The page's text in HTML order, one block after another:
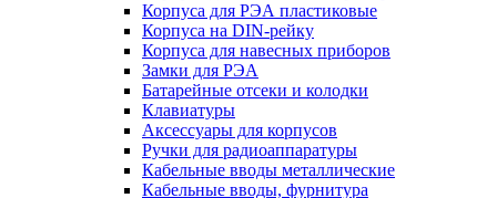
Корпуса для РЭА пластиковые
Корпуса на DIN-рейку
Корпуса для навесных приборов
Замки для РЭА
Батарейные отсеки и колодки
Клавиатуры
Аксессуары для корпусов
Ручки для радиоаппаратуры
Кабельные вводы металлические
Кабельные вводы, фурнитура